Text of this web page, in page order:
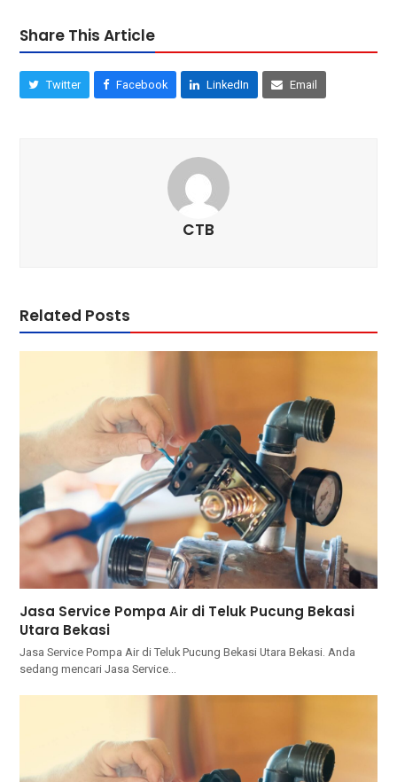
Share This Article
Twitter Facebook LinkedIn Email
CTB
Related Posts
Jasa Service Pompa Air di Teluk Pucung Bekasi
Utara Bekasi
Jasa Service Pompa Air di Teluk Pucung Bekasi Utara Bekasi. Andа
ѕеdаng mencari Jasa Service…